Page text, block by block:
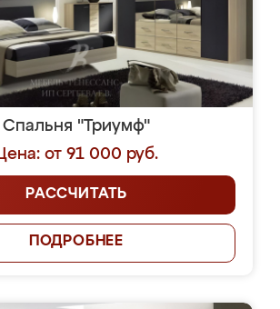
Спальня "Триумф"
от 91 000 руб.
РАССЧИТАТЬ
ПОДРОБНЕЕ